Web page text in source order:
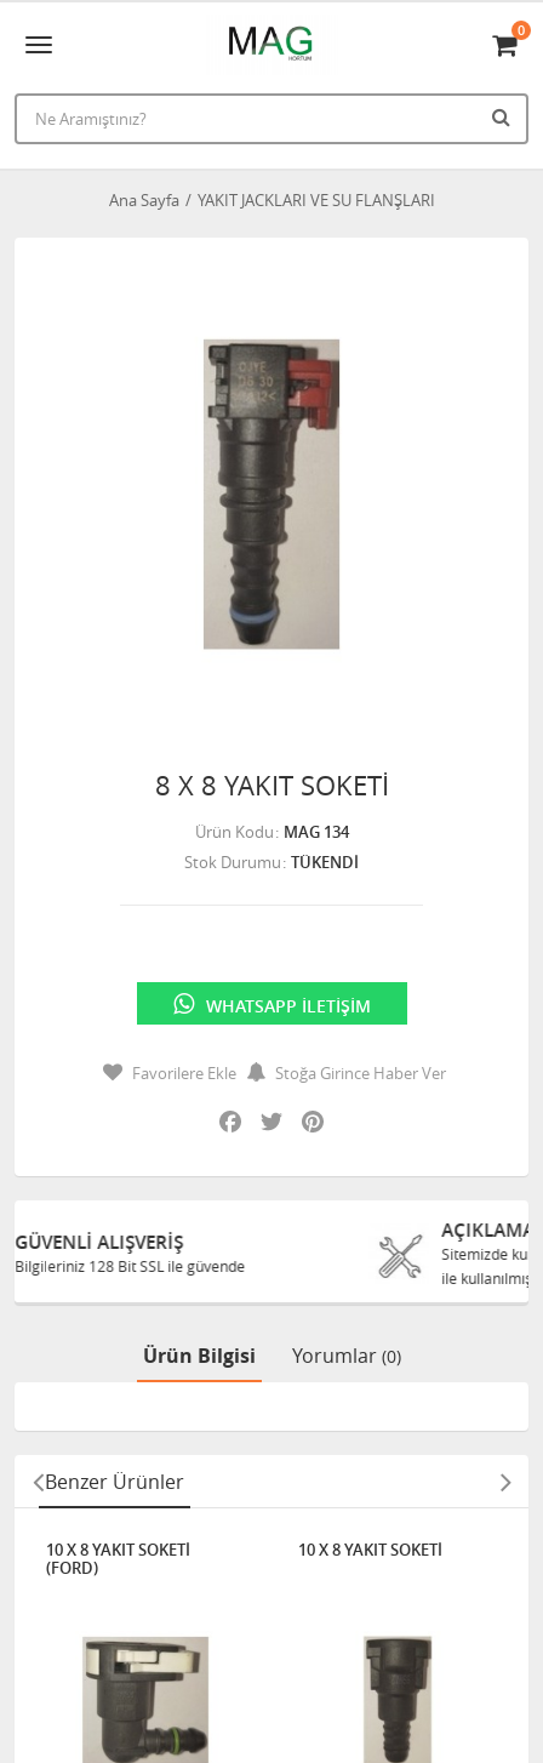
0
Ana Sayfa YAKIT JACKLARI VE SU FLANŞLARI
8 X 8 YAKIT SOKETİ
Ürün Kodu MAG 134
Stok Durumu TÜKENDİ
WHATSAPP İLETIŞIM
Favorilere Ekle
Stoğa Girince Haber Ver
Facebook
Twitter
Sitemizde kullanılan OEM numaraları
ile kullanılmıştır.
Ürün Bilgisi Yorumlar (0)
Benzer Ürünler
10 X 8 YAKIT SOKETİ
(FORD)
10 X 8 YAKIT SOKETİ